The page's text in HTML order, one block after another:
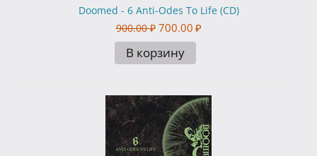
Doomed - 6 Anti-Odes To Life (CD)
900.00 ₽ 700.00 ₽
В корзину